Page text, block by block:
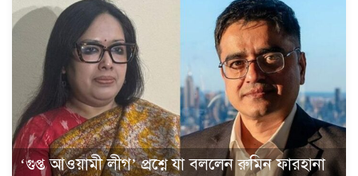
‘গুপ্ত আওয়ামী লীগ’ প্রশ্নে যা বললেন রুমিন ফারহানা